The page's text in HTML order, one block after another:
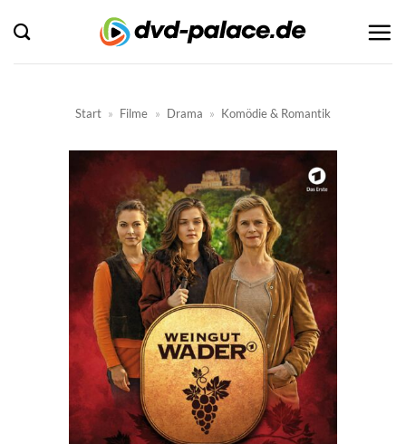
Inhalt
springen
Start » Filme » Drama » Komödie & Romantik